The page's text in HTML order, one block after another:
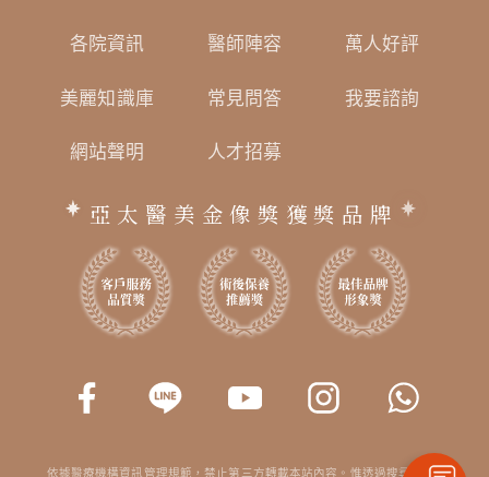
各院資訊 醫師陣容 萬人好評
美麗知識庫 常見問答 我要諮詢
網站聲明 人才招募
亞太醫美金像獎獲獎品牌
依據醫療機構資訊管理規範，禁止第三方轉載本站內容。惟透過搜尋